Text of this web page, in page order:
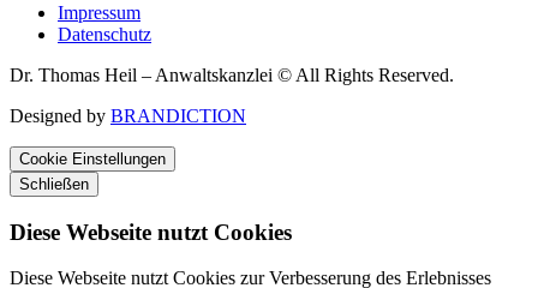
Impressum
Datenschutz
Dr. Thomas Heil – Anwaltskanzlei © All Rights Reserved.
Designed by BRANDICTION
Cookie Einstellungen
Schließen
Diese Webseite nutzt Cookies
Diese Webseite nutzt Cookies zur Verbesserung des Erlebnisses